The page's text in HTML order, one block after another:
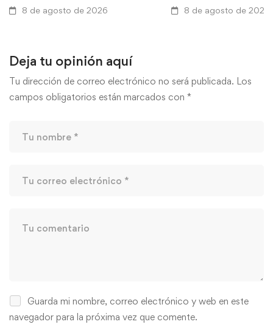
8 de agosto de 2026 8 de agosto de 2026
Deja tu opinión aquí
Tu dirección de correo electrónico no será publicada. Los
campos obligatorios están marcados con *
Guarda mi nombre, correo electrónico y web en este
navegador para la próxima vez que comente.